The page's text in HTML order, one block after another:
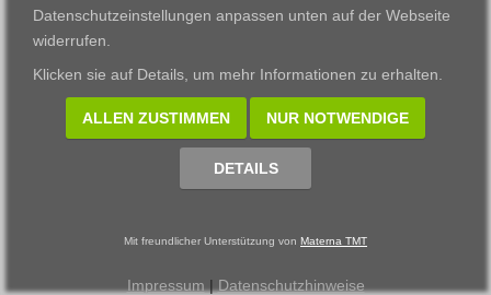
© 2002 - 2026 Materna TMT GmbH, powered by CARUSO
Datenschutzeinstellungen anpassen unten auf der Webseite
widerrufen.
Klicken sie auf Details, um mehr Informationen zu erhalten.
ALLEN ZUSTIMMEN NUR NOTWENDIGE
DETAILS
Mit freundlicher Unterstützung von Materna TMT
Impressum | Datenschutzhinweise